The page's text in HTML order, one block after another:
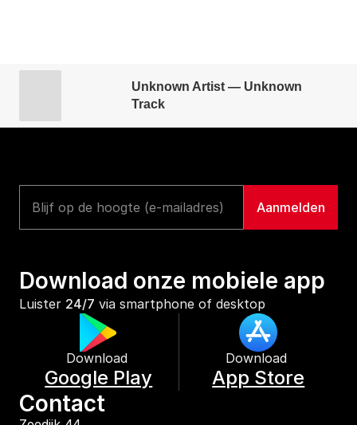
Unknown Artist — Unknown
Track
Download onze mobiele app
Luister 24/7 via smartphone of desktop
Download
Google Play
Download
App Store
Contact